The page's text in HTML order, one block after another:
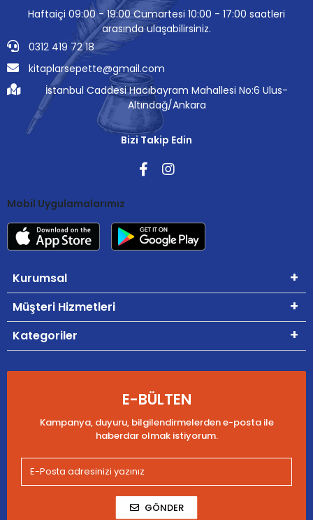
Haftaiçi 09:00 - 19:00 Cumartesi 10:00 - 17:00 saatleri
arasında ulaşabilirsiniz.
0312 419 72 18
kitaplarsepette@gmail.com
İstanbul Caddesi Hacıbayram Mahallesi No:6 Ulus-
Altındağ/Ankara
Bizi Takip Edin
Mobil Uygulamalarımız
Kurumsal
Müşteri Hizmetleri
Kategoriler
E-BÜLTEN
Kampanya, duyuru, bilgilendirmelerden e-posta ile
haberdar olmak istiyorum.
GÖNDER